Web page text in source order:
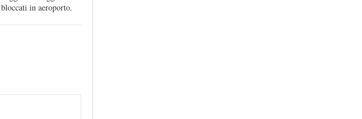
bloccati in aeroporto.